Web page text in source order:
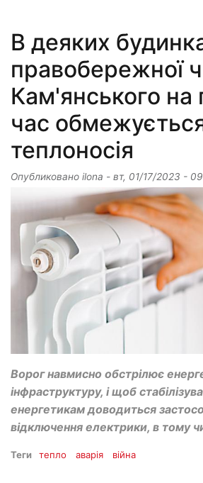
В деяких
правобережної
Кам'янського на
час
теплоносія
Опубликовано ilona - вт, 01/17/2023 -
Ворог навмисно обстрілює
інфраструктуру, і щоб
енергетикам доводиться
відключення електрики, в тому
Теги тепло аварія війна